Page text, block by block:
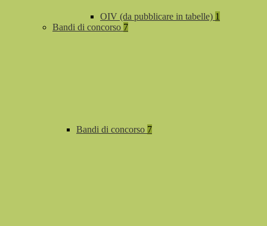
OIV (da pubblicare in tabelle) 1
Bandi di concorso 7
Bandi di concorso 7